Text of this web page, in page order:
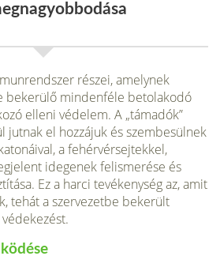
részei, amelynek
bekerülő mindenféle betolakodó
elleni védelem. A „támadók”
jutnak el hozzájuk és szembesülnek
a fehérvérsejtekkel,
idegenek felismerése és
Ez a harci te­vékenység az, amit
tehát a szervezetbe bekerült